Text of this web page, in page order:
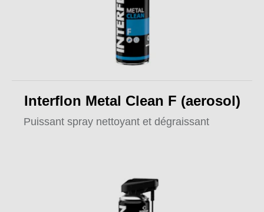
Interflon Metal Clean F (aerosol)
Puissant spray nettoyant et dégraissant